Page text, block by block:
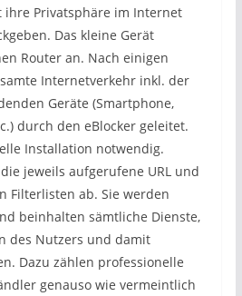
ihre Privatsphäre im Internet
Das kleine Gerät
Router an. Nach einigen
Internetverkehr inkl. der
Geräte (Smartphone,
durch den eBlocker geleitet.
Installation notwendig.
jeweils aufgerufene URL und
Filterlisten ab. Sie werden
beinhalten sämtliche Dienste,
des Nutzers und damit
Dazu zählen professionelle
genauso wie vermeintlich